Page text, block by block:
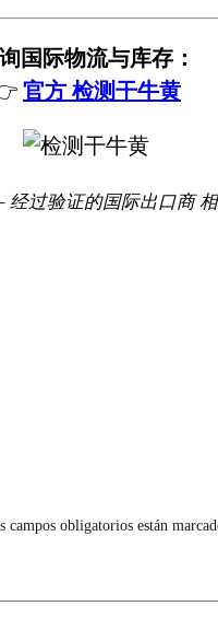
国际物流与库存：
官方 检测干牛黄
经过验证的国际出口商
campos obligatorios están